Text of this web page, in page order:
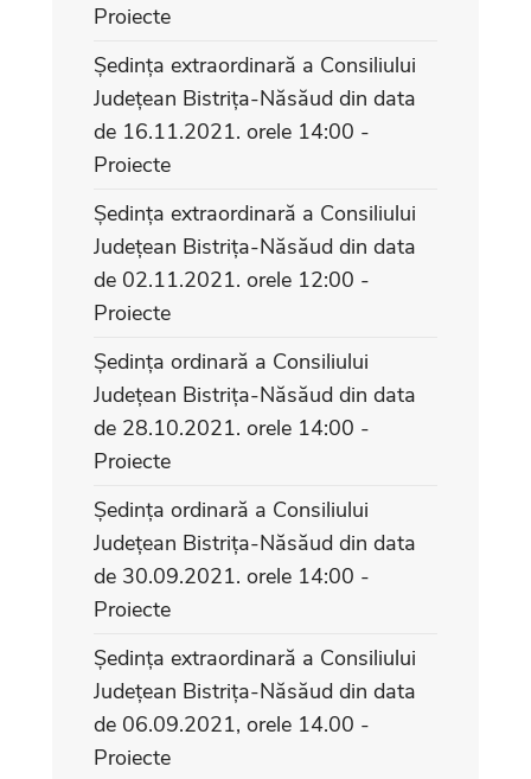
Proiecte
Ședința extraordinară a Consiliului
Județean Bistrița-Năsăud din data
de 16.11.2021. orele 14:00 -
Proiecte
Ședința extraordinară a Consiliului
Județean Bistrița-Năsăud din data
de 02.11.2021. orele 12:00 -
Proiecte
Ședința ordinară a Consiliului
Județean Bistrița-Năsăud din data
de 28.10.2021. orele 14:00 -
Proiecte
Ședința ordinară a Consiliului
Județean Bistrița-Năsăud din data
de 30.09.2021. orele 14:00 -
Proiecte
Ședința extraordinară a Consiliului
Județean Bistrița-Năsăud din data
de 06.09.2021, orele 14.00 -
Proiecte